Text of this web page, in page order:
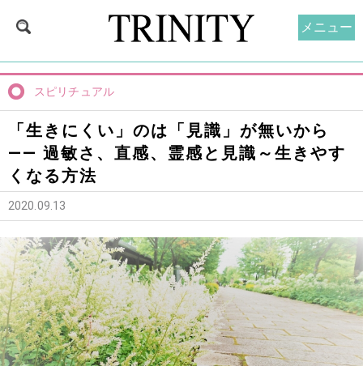
スピリチュアル
「生きにくい」のは「見識」が無いから
—— 過敏さ、直感、霊感と見識～生きやす
くなる方法
2020.09.13
メニュー